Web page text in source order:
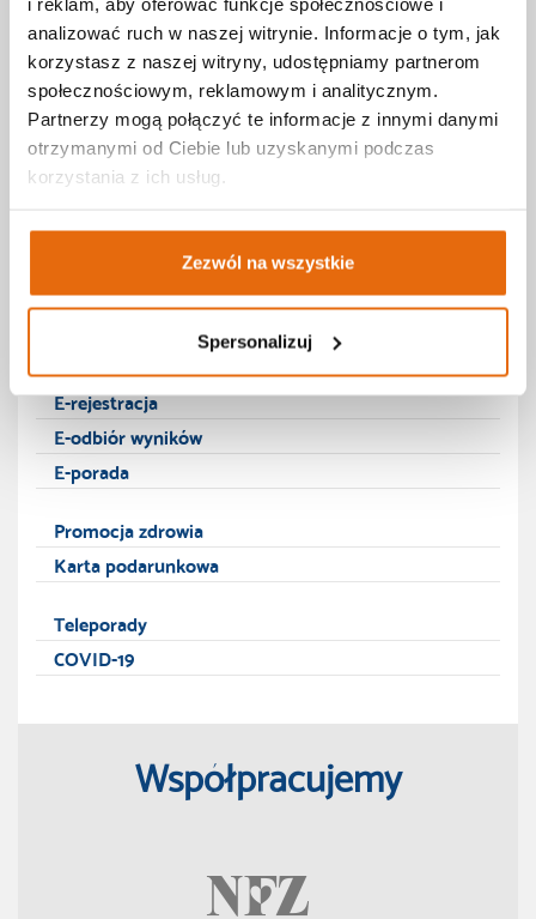
analizować ruch w naszej witrynie. Informacje o tym, jak
korzystasz z naszej witryny, udostępniamy partnerom
społecznościowym, reklamowym i analitycznym.
Partnerzy mogą połączyć te informacje z innymi danymi
otrzymanymi od Ciebie lub uzyskanymi podczas
korzystania z ich usług.
Zezwól na wszystkie
Spersonalizuj
Poradnik
Z życia przychodni - aktualności
Blog - poradnik pacjenta
Leksykon zdrowia
E-zdrowie
E-rejestracja
E-odbiór wyników
E-porada
Promocja zdrowia
Karta podarunkowa
Teleporady
COVID-19
Współpracujemy